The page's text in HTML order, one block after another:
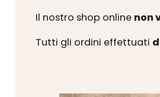
Il nostro shop online non
Tutti gli ordini effettuati